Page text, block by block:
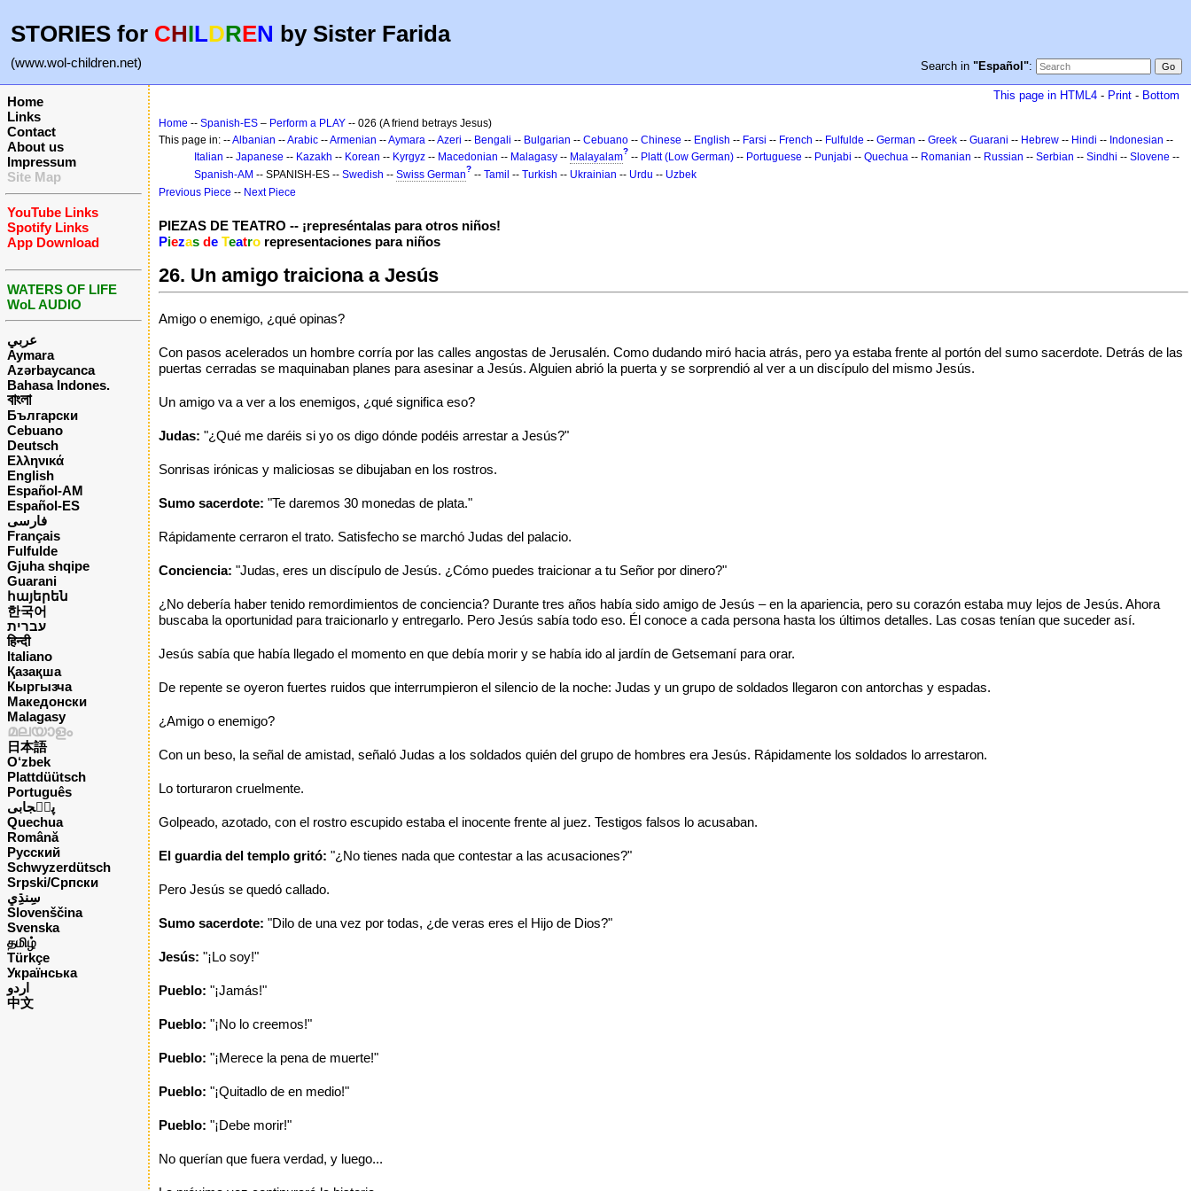
STORIES for CHILDREN by Sister Farida
(www.wol-children.net) Search in "Español":
Home
Links
Contact
About us
Impressum
Site Map
YouTube Links
Spotify Links
App Download
WATERS OF LIFE
WoL AUDIO
عربي
Aymara
Azərbaycanca
Bahasa Indones.
বাংলা
Български
Cebuano
Deutsch
Ελληνικά
English
Español-AM
Español-ES
فارسی
Français
Fulfulde
Gjuha shqipe
Guarani
հայերեն
한국어
עברית
हिन्दी
Italiano
Қазақша
Кыргызча
Македонски
Malagasy
മലയാളം
日本語
O‘zbek
Plattdüütsch
Português
پن٘جابی
Quechua
Română
Русский
Schwyzerdütsch
Srpski/Српски
Slovenščina
Svenska
தமிழ்
Türkçe
Українська
اردو
中文
This page in HTML4 - Print - Bottom
Home -- Spanish-ES – Perform a PLAY -- 026 (A friend betrays Jesus)
This page in: --Albanian --Arabic --Armenian --Aymara --Azeri -- Bengali -- Bulgarian -- Cebuano -- Chinese -- English -- Farsi -- French -- Fulfulde -- German -- Greek -- Guarani -- Hebrew -- Hindi -- Indonesian --
Italian -- Japanese -- Kazakh -- Korean -- Kyrgyz -- Macedonian -- Malagasy -- Malayalam? -- Platt (Low German) -- Portuguese -- Punjabi -- Quechua -- Romanian -- Russian -- Serbian -- Sindhi -- Slovene --
Spanish-AM -- SPANISH-ES -- Swedish -- Swiss German? -- Tamil -- Turkish -- Ukrainian -- Urdu -- Uzbek
Previous Piece -- Next Piece
PIEZAS DE TEATRO -- ¡represéntalas para otros niños!
Piezas de Teatro representaciones para niños
26. Un amigo traiciona a Jesús
Amigo o enemigo, ¿qué opinas?
Con pasos acelerados un hombre corría por las calles angostas de Jerusalén. Como dudando miró hacia atrás, pero ya estaba frente al portón del sumo sacerdote. Detrás de las
puertas cerradas se maquinaban planes para asesinar a Jesús. Alguien abrió la puerta y se sorprendió al ver a un discípulo del mismo Jesús.
Un amigo va a ver a los enemigos, ¿qué significa eso?
Judas: "¿Qué me daréis si yo os digo dónde podéis arrestar a Jesús?"
Sonrisas irónicas y maliciosas se dibujaban en los rostros.
Sumo sacerdote: "Te daremos 30 monedas de plata."
Rápidamente cerraron el trato. Satisfecho se marchó Judas del palacio.
Conciencia: "Judas, eres un discípulo de Jesús. ¿Cómo puedes traicionar a tu Señor por dinero?"
¿No debería haber tenido remordimientos de conciencia? Durante tres años había sido amigo de Jesús – en la apariencia, pero su corazón estaba muy lejos de Jesús. Ahora
buscaba la oportunidad para traicionarlo y entregarlo. Pero Jesús sabía todo eso. Él conoce a cada persona hasta los últimos detalles. Las cosas tenían que suceder así.
Jesús sabía que había llegado el momento en que debía morir y se había ido al jardín de Getsemaní para orar.
De repente se oyeron fuertes ruidos que interrumpieron el silencio de la noche: Judas y un grupo de soldados llegaron con antorchas y espadas.
¿Amigo o enemigo?
Con un beso, la señal de amistad, señaló Judas a los soldados quién del grupo de hombres era Jesús. Rápidamente los soldados lo arrestaron.
Lo torturaron cruelmente.
Golpeado, azotado, con el rostro escupido estaba el inocente frente al juez. Testigos falsos lo acusaban.
El guardia del templo gritó: "¿No tienes nada que contestar a las acusaciones?"
Pero Jesús se quedó callado.
Sumo sacerdote: "Dilo de una vez por todas, ¿de veras eres el Hijo de Dios?"
Jesús: "¡Lo soy!"
Pueblo: "¡Jamás!"
Pueblo: "¡No lo creemos!"
Pueblo: "¡Merece la pena de muerte!"
Pueblo: "¡Quitadlo de en medio!"
Pueblo: "¡Debe morir!"
No querían que fuera verdad, y luego...